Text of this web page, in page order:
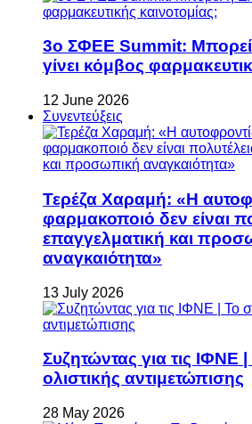
3ο ΣΦΕΕ Summit:
γίνει κόμβος
12 June 2026
Συνεντεύξεις
Τερέζα Χαραμή: «Η
φαρμακοποιό δεν είναι
επαγγελματική και
αναγκαιότητα»
13 July 2026
Συζητώντας για τις ΙΦΝΕ
ολιστικής αντιμετώπισης
28 May 2026